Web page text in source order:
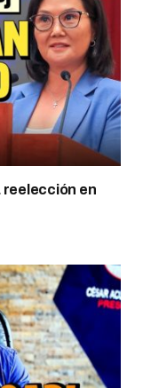
reelección en